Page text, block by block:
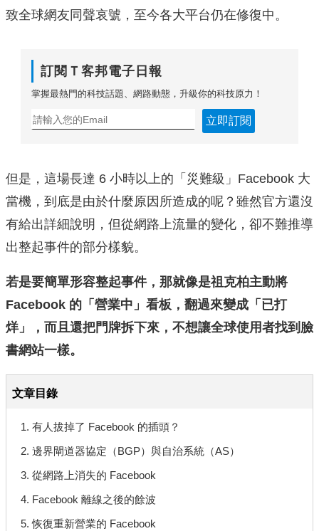
致全球網友同聲哀號，至今各大平台仍在修復中。
訂閱Ｔ客邦電子日報
掌握最熱門的科技話題、網路動態，升級你的科技原力！
立即訂閱
但是，這場長達 6 小時以上的「災難級」Facebook 大
當機，到底是由於什麼原因所造成的呢？雖然官方還沒
有給出詳細說明，但從網路上流量的變化，卻不難推導
出整起事件的部分樣貌。
若是要簡單形容整起事件，那就像是祖克柏主動將
Facebook 的「營業中」看板，翻過來變成「已打
烊」，而且還把門牌拆下來，不想讓全球使用者找到臉
書網站一樣。
文章目錄
1. 有人拔掉了 Facebook 的插頭？
2. 邊界閘道器協定（BGP）與自治系統（AS）
3. 從網路上消失的 Facebook
4. Facebook 離線之後的餘波
5. 恢復重新營業的 Facebook